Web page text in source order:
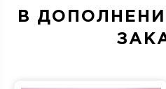
должен отражать
его могут украсить фигурки
В